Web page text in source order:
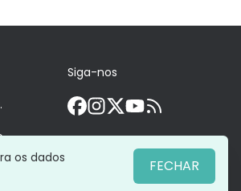
Siga-nos
os dados
FECHAR